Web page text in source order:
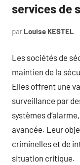
services de
par Louise KESTEL
Les sociétés de
maintien de la
Elles offrent une
surveillance par
systèmes
avancée. Leur
criminelles et de
situation critique.